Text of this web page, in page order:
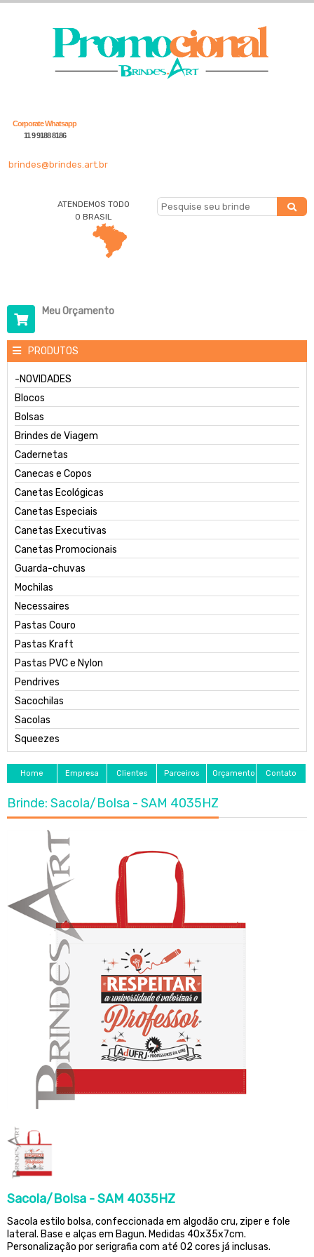
Corporate Whatsapp
11 9 9188 8186
brindes@brindes.art.br
ATENDEMOS TODO
O BRASIL
Meu Orçamento
PRODUTOS
-NOVIDADES
Blocos
Bolsas
Brindes de Viagem
Cadernetas
Canecas e Copos
Canetas Ecológicas
Canetas Especiais
Canetas Executivas
Canetas Promocionais
Guarda-chuvas
Mochilas
Necessaires
Pastas Couro
Pastas Kraft
Pastas PVC e Nylon
Pendrives
Sacochilas
Sacolas
Squeezes
Home Empresa Clientes Parceiros Orçamento Contato
Brinde: Sacola/Bolsa - SAM 4035HZ
Sacola/Bolsa - SAM 4035HZ
Sacola estilo bolsa, confeccionada em algodão cru, ziper e fole
lateral. Base e alças em Bagun. Medidas 40x35x7cm.
Personalização por serigrafia com até 02 cores já inclusas.